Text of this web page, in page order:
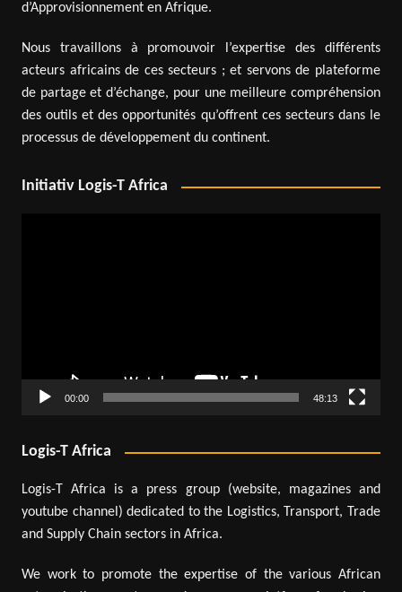
d’Approvisionnement en Afrique.
Nous travaillons à promouvoir l’expertise des différents
acteurs africains de ces secteurs ; et servons de plateforme
de partage et d’échange, pour une meilleure compréhension
des outils et des opportunités qu’offrent ces secteurs dans le
processus de développement du continent.
Initiativ Logis-T Africa
00:00 48:13
Logis-T Africa
Logis-T Africa is a press group (website, magazines and
youtube channel) dedicated to the Logistics, Transport, Trade
and Supply Chain sectors in Africa.
We work to promote the expertise of the various African